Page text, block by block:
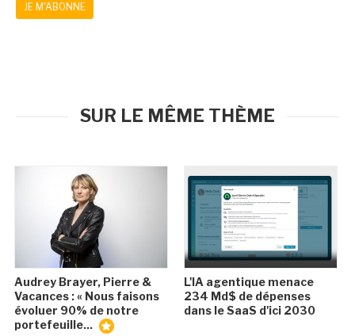
JE M'ABONNE
SUR LE MÊME THÈME
Audrey Brayer, Pierre &
Vacances : « Nous faisons
évoluer 90% de notre
portefeuille...
L'IA agentique menace
234 Md$ de dépenses
dans le SaaS d'ici 2030